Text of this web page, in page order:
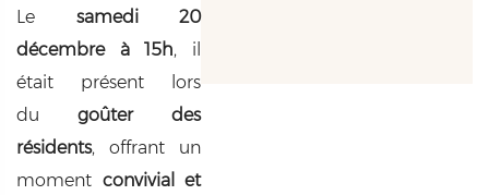
Le samedi 20
décembre à 15h, il
était présent lors
du goûter des
résidents, offrant un
moment convivial et